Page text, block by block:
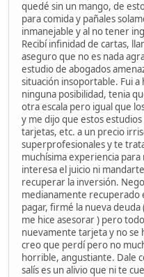
quedé sin un mango, de
para comida y pañales
inmanejable y al no tener
Recibí infinidad de cartas,
aseguro que no es nada
estudio de abogados
situación insoportable. Fui a
ninguna posibilidad, tenia
otra escala pero igual que
y me dijo que estos
tarjetas, etc. a un precio
superprofesionales y te
muchísima experiencia
interesa el juicio ni
recuperar la inversión.
medianamente recuperado
pagar, firmé la nueva
me hice asesorar ) pero
nuevamente tarjeta y no se
creo que perdí pero no
horrible, angustiante. Dale
salís es un alivio que ni te